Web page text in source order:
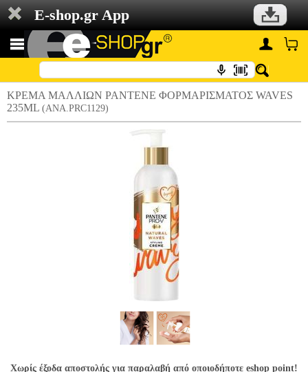
E-shop.gr App
ΚΡΕΜΑ ΜΑΛΛΙΩΝ PANTENE ΦΟΡΜΑΡΙΣΜΑΤΟΣ WAVES
235ML (ANA.PRC1129)
Χωρίς έξοδα αποστολής για παραλαβή από οποιοδήποτε eshop point!